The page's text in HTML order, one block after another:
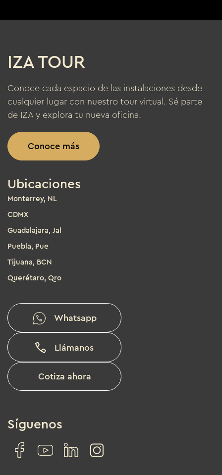
IZA TOUR
Conoce cada espacio de las instalaciones desde
cualquier lugar con nuestro tour virtual. Sé parte
de IZA y explora tu nueva oficina.
Conoce más
Ubicaciones
Monterrey, NL
CDMX
Guadalajara, Jal
Puebla, Pue
Tijuana, BCN
Querétaro, Qro
Whatsapp
Llámanos
Cotiza ahora
Síguenos